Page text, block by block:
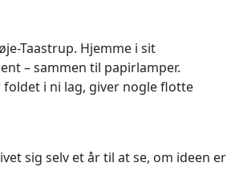
Taastrup. Hjemme i sit
– sammen til papirlamper.
i ni lag, giver nogle flotte
sig selv et år til at se, om ideen er